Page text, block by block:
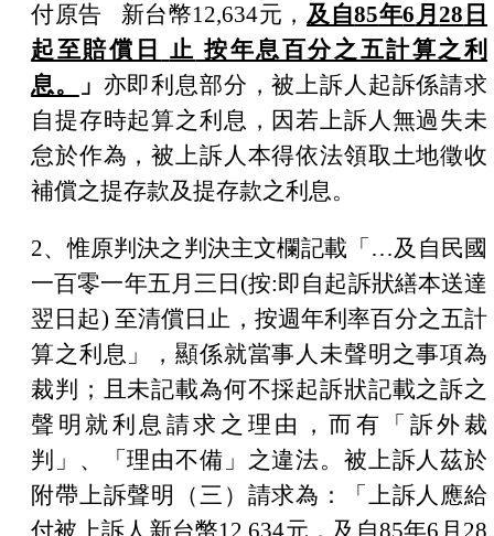
付原告
新台幣12,634元， 及自85年6月28 日
起至賠償日
止 按年息百分之五計算之利
息。
」 亦即利息部分，被上訴人起訴係請求
自提存時起算之利息，因若上訴人無過失未
怠於作為，被上訴人本得依法領取土地徵收
補償之提存款及提存款之利息。
2、惟原判決之判決主文欄記載「 …及自民國
一百零一年五月三日 (按:即自起訴狀繕本送達
翌日起) 至清償日止，按週年利率百分之五計
算之利息」，顯係就當事人未聲明之事項為
裁判；且未記載為何不採起訴狀記載之訴之
聲明就利息請求之理由，而有「訴外裁
判」、「理由不備」之違法。被上訴人茲於
附帶上訴聲明（三）請求為：「上訴人應給
付被上訴人新台幣12,634元，及自85年6 月 28